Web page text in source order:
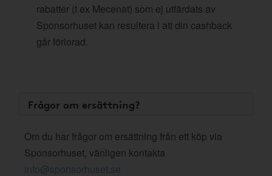
rabatter (t ex Mecenat) som ej utfärdats av
Sponsorhuset kan resultera i att din cashback
går förlorad.
Frågor om ersättning?
Om du har frågor om ersättning från ett köp via
Sponsorhuset, vänligen kontakta
info@sponsorhuset.se